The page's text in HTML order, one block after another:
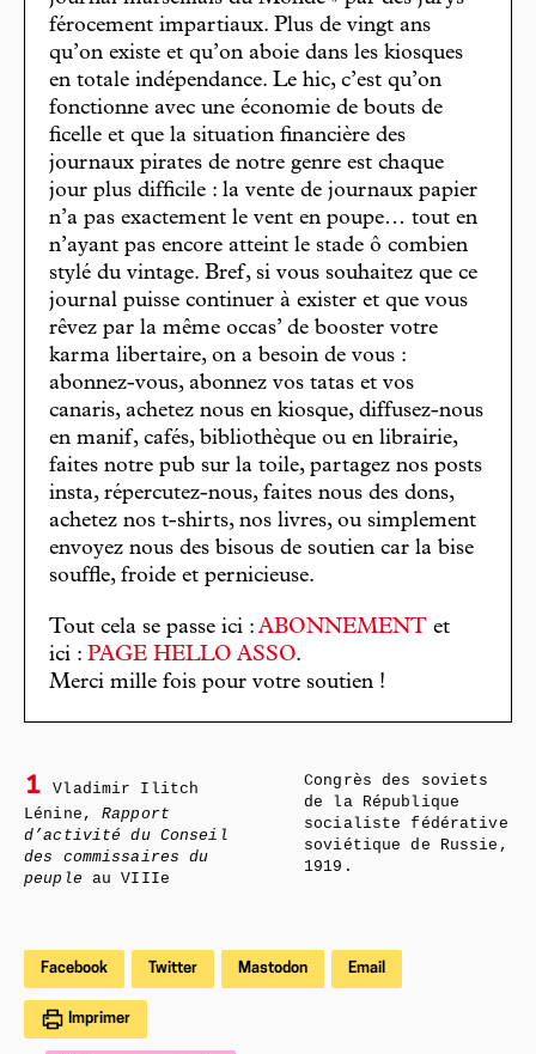
férocement impartiaux. Plus de vingt ans
qu’on existe et qu’on aboie dans les kiosques
en totale indépendance. Le hic, c’est qu’on
fonctionne avec une économie de bouts de
ficelle et que la situation financière des
journaux pirates de notre genre est chaque
jour plus difficile : la vente de journaux papier
n’a pas exactement le vent en poupe… tout en
n’ayant pas encore atteint le stade ô combien
stylé du vintage. Bref, si vous souhaitez que ce
journal puisse continuer à exister et que vous
rêvez par la même occas’ de booster votre
karma libertaire, on a besoin de vous :
abonnez-vous, abonnez vos tatas et vos
canaris, achetez nous en kiosque, diffusez-nous
en manif, cafés, bibliothèque ou en librairie,
faites notre pub sur la toile, partagez nos posts
insta, répercutez-nous, faites nous des dons,
achetez nos t-shirts, nos livres, ou simplement
envoyez nous des bisous de soutien car la bise
souffle, froide et pernicieuse.
Tout cela se passe ici : ABONNEMENT et
ici : PAGE HELLO ASSO.
Merci mille fois pour votre soutien !
1
Vladimir Ilitch
Lénine,Rapport
d’activité du Conseil
des commissaires du
peuple au VIIIe
Congrès des soviets
de la République
socialiste fédérative
soviétique de Russie,
1919.
Facebook Twitter Mastodon Email
Imprimer